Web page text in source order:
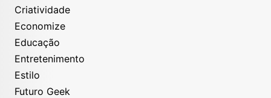
Criatividade
Economize
Educação
Entretenimento
Estilo
Futuro Geek